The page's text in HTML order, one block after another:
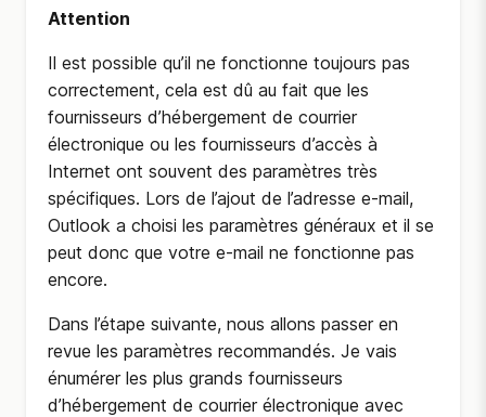
Attention
Il est possible qu’il ne fonctionne toujours pas
correctement, cela est dû au fait que les
fournisseurs d’hébergement de courrier
électronique ou les fournisseurs d’accès à
Internet ont souvent des paramètres très
spécifiques. Lors de l’ajout de l’adresse e-mail,
Outlook a choisi les paramètres généraux et il se
peut donc que votre e-mail ne fonctionne pas
encore.
Dans l’étape suivante, nous allons passer en
revue les paramètres recommandés. Je vais
énumérer les plus grands fournisseurs
d’hébergement de courrier électronique avec